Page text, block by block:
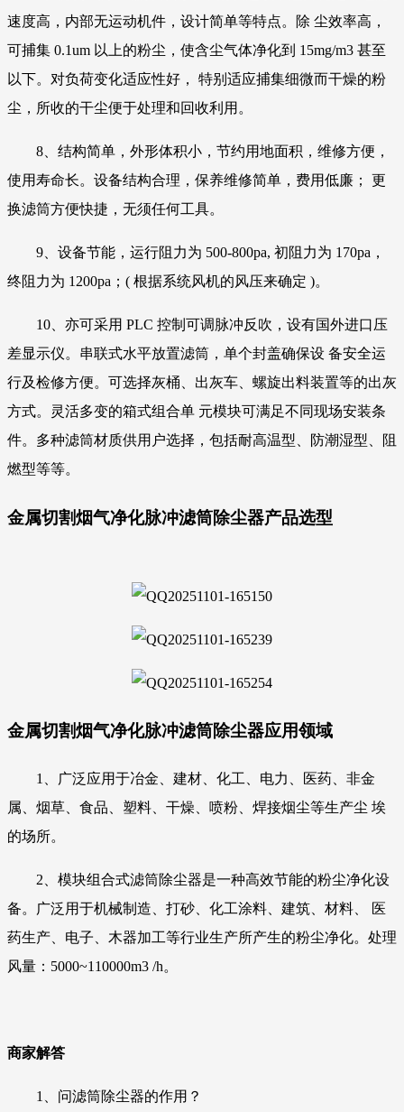
速度高，内部无运动机件，设计简单等特点。除 尘效率高，
可捕集 0.1um 以上的粉尘，使含尘气体净化到 15mg/m3 甚至
以下。对负荷变化适应性好， 特别适应捕集细微而干燥的粉
尘，所收的干尘便于处理和回收利用。
8、结构简单，外形体积小，节约用地面积，维修方便，
使用寿命长。设备结构合理，保养维修简单，费用低廉； 更
换滤筒方便快捷，无须任何工具。
9、设备节能，运行阻力为 500-800pa, 初阻力为 170pa，
终阻力为 1200pa；( 根据系统风机的风压来确定 )。
10、亦可采用 PLC 控制可调脉冲反吹，设有国外进口压
差显示仪。串联式水平放置滤筒，单个封盖确保设 备安全运
行及检修方便。可选择灰桶、出灰车、螺旋出料装置等的出灰
方式。灵活多变的箱式组合单 元模块可满足不同现场安装条
件。多种滤筒材质供用户选择，包括耐高温型、防潮湿型、阻
燃型等等。
金属切割烟气净化脉冲滤筒除尘器产品选型
金属切割烟气净化脉冲滤筒除尘器应用领域
1、广泛应用于冶金、建材、化工、电力、医药、非金
属、烟草、食品、塑料、干燥、喷粉、焊接烟尘等生产尘 埃
的场所。
2、模块组合式滤筒除尘器是一种高效节能的粉尘净化设
备。广泛用于机械制造、打砂、化工涂料、建筑、材料、 医
药生产、电子、木器加工等行业生产所产生的粉尘净化。处理
风量：5000~110000m3 /h。
商家解答
1、问滤筒除尘器的作用？